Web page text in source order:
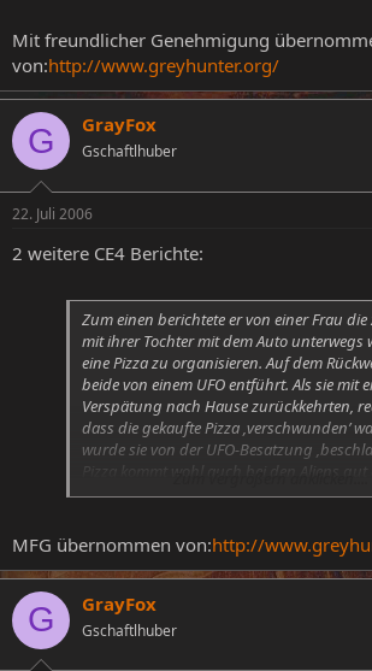
war das Rauschen des nahe Atlantik zu
Mitten in der Nacht erwachte sie und
Fenster zwei Figuren die sie anstarrten. Sie
Haut, große schwarze Augen und waren
groß. Die Zeugin beschrieb die Gesichter als
‚angenehm’. Sie empfand ein Gefühl von
schlief darauf wieder ein. Nur die beiden
Mit freundlicher Genehmigung
von:http://www.greyhunter.org/
G GrayFox
Gschaftlhuber
22. Juli 2006
2 weitere CE4 Berichte:
Zum einen berichtete er von einer Frau
mit ihrer Tochter mit dem Auto unterwegs
eine Pizza zu organisieren. Auf dem
beide von einem UFO entführt. Als sie mit
Verspätung nach Hause zurückkehrten,
dass die gekaufte Pizza ‚verschwunden’
wurde sie von der UFO-Besatzung
Pizza kommt wohl auch bei den Aliens gut
waren mit dem Auto unterwegs, als
über ihnen auftauchte. Sie stiegen aus
jeder auf seiner Fahrerseite – und
Objekt bis es verschwand. Für sie war das
und Verschwinden des UFOs
das sie plötzlich nebeneinander und
MFG übernommen von:http://
G GrayFox
Gschaftlhuber